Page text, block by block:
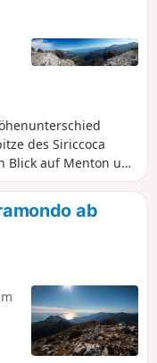
des Siriccoca
auf Menton und
ab